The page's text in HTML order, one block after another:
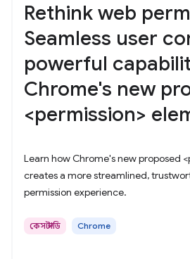
Rethink web
Seamless user
powerful
Chrome's new
<permission>
Learn how Chrome's new proposed
creates a more streamlined,
permission experience.
কেস স্টাডি Chrome